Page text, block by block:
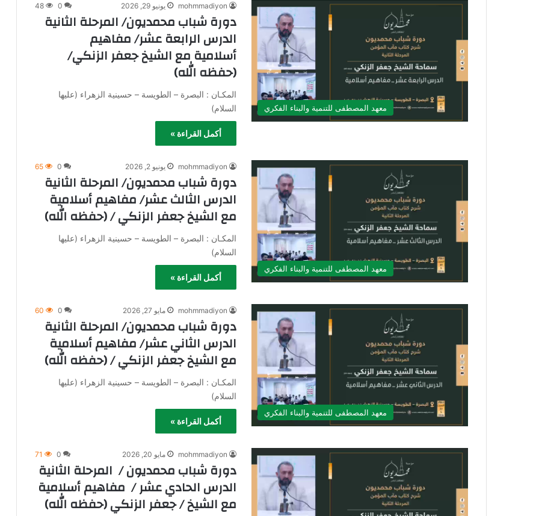
معهد المصطفى للتنمية والبناء الفكري
mohmmadiyon يونيو 29, 2026 0
48
دورة شباب محمديون/ المرحلة الثانية
الدرس الرابعة عشر/ مفاهيم
أسلامية مع الشيخ جعفر الزنكي/
(حفظه الله)
المكـان : البصرة – الطويسة – حسينية الزهراء (عليها
السلام)
أكمل القراءة »
معهد المصطفى للتنمية والبناء الفكري
mohmmadiyon يونيو 2, 2026 0
65
دورة شباب محمديون/ المرحلة الثانية
الدرس الثالث عشر/ مفاهيم أسلامية
مع الشيخ جعفر الزنكي / (حفظه الله)
المكـان : البصرة – الطويسة – حسينية الزهراء (عليها
السلام)
أكمل القراءة »
معهد المصطفى للتنمية والبناء الفكري
mohmmadiyon مايو 27, 2026 0
60
دورة شباب محمديون/ المرحلة الثانية
الدرس الثاني عشر/ مفاهيم أسلامية
مع الشيخ جعفر الزنكي / (حفظه الله)
المكـان : البصرة – الطويسة – حسينية الزهراء (عليها
السلام)
أكمل القراءة »
mohmmadiyon مايو 20, 2026 0
71
دورة شباب محمديون / المرحلة الثانية
الدرس الحادي عشر / مفاهيم أسلامية
مع الشيخ / جعفر الزنكي (حفظه الله)